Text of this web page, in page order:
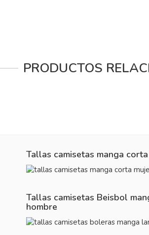
PRODUCTOS
Tallas camisetas manga
Tallas camisetas Beisbol
hombre